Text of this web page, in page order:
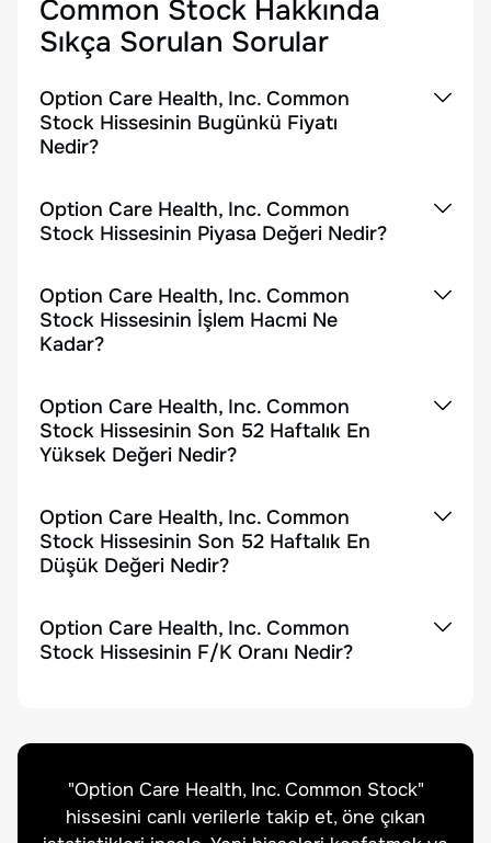
Common Stock Hakkında
Sıkça Sorulan Sorular
Option Care Health, Inc. Common
Stock Hissesinin Bugünkü Fiyatı
Nedir?
Option Care Health, Inc. Common
Stock Hissesinin Piyasa Değeri Nedir?
Option Care Health, Inc. Common
Stock Hissesinin İşlem Hacmi Ne
Kadar?
Option Care Health, Inc. Common
Stock Hissesinin Son 52 Haftalık En
Yüksek Değeri Nedir?
Option Care Health, Inc. Common
Stock Hissesinin Son 52 Haftalık En
Düşük Değeri Nedir?
Option Care Health, Inc. Common
Stock Hissesinin F/K Oranı Nedir?
"Option Care Health, Inc. Common Stock"
hissesini canlı verilerle takip et, öne çıkan